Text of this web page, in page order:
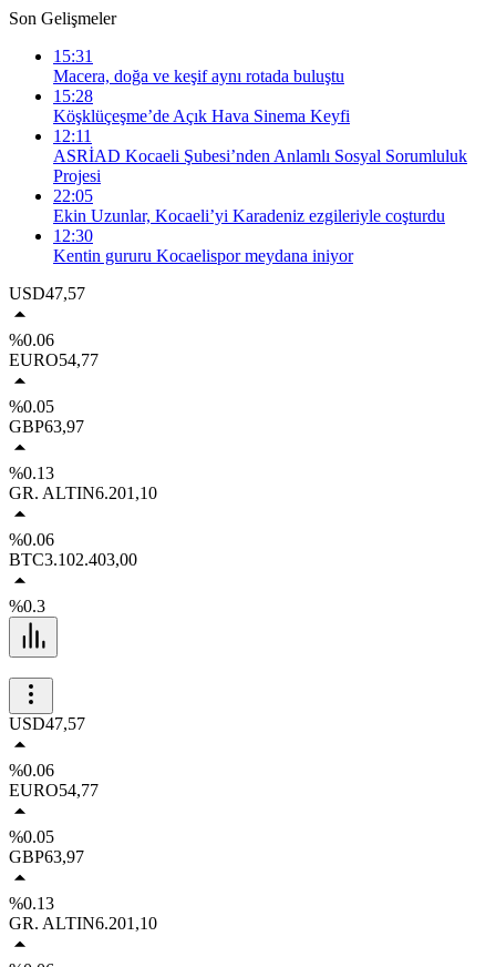
Son Gelişmeler
15:31
Macera, doğa ve keşif aynı rotada buluştu
15:28
Köşklüçeşme’de Açık Hava Sinema Keyfi
12:11
ASRİAD Kocaeli Şubesi’nden Anlamlı Sosyal Sorumluluk
Projesi
22:05
Ekin Uzunlar, Kocaeli’yi Karadeniz ezgileriyle coşturdu
12:30
Kentin gururu Kocaelispor meydana iniyor
USD47,57
%0.06
EURO54,77
%0.05
GBP63,97
%0.13
GR. ALTIN6.201,10
%0.06
BTC3.102.403,00
%0.3
USD47,57
%0.06
EURO54,77
%0.05
GBP63,97
%0.13
GR. ALTIN6.201,10